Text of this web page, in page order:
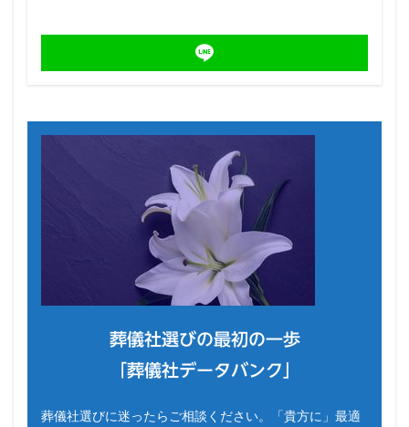
葬儀社選びの最初の一歩
「葬儀社データバンク」
葬儀社選びに迷ったらご相談ください。「貴方に」最適